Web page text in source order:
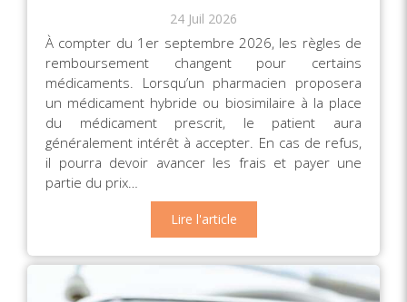
24 Juil 2026
À compter du 1er septembre 2026, les règles de
remboursement changent pour certains
médicaments. Lorsqu’un pharmacien proposera
un médicament hybride ou biosimilaire à la place
du médicament prescrit, le patient aura
généralement intérêt à accepter. En cas de refus,
il pourra devoir avancer les frais et payer une
partie du prix…
Lire l'article